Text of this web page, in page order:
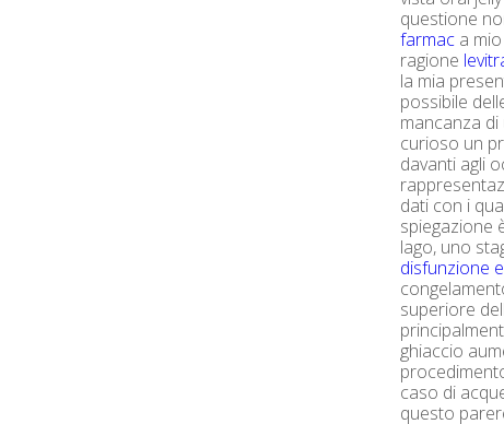
questione
farmac a
ragione
la mia
possibile
mancanza
curioso un
davanti agli
dati con i
spiegazione
lago, uno
disfunzione
superiore
ghiaccio
caso di
questo